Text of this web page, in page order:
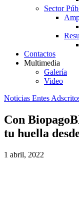
Sector
Contactos
Multimedia
Galería
Video
Noticias Entes
Con
tu huella
1 abril, 2022